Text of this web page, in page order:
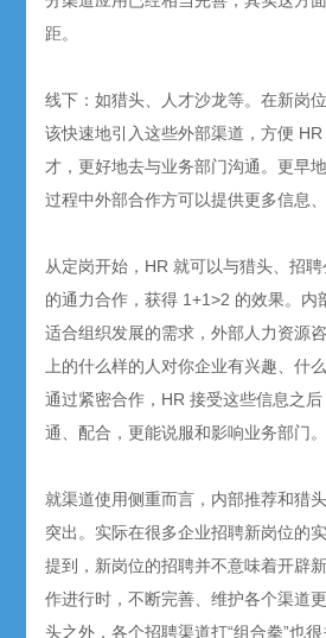
距。
线下：如猎头、人才沙龙等。在新岗
该快速地引入这些外部渠道，方便
才，更好地去与业务部门沟通。更早
过程中外部合作方可以提供更多信息、
从定岗开始，HR 就可以与猎头、招
的通力合作，获得 1+1>2 的效果。内
适合组织发展的需求，外部人力资源
上的什么样的人对你企业有兴趣、什
通过紧密合作，HR 接受这些信息之
通、配合，更能说服和影响业务部门。
就渠道使用侧重而言，内部推荐和猎
突出。实际在很多企业招聘新岗位的
提到，新岗位的招聘并不意味着开辟
作进行时，不断完善、维护各个渠道
头之外，各个招聘渠道打“组合拳”也很